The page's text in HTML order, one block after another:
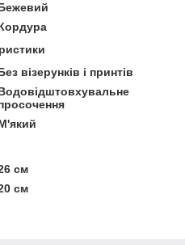
візерунків і принтів
см
см